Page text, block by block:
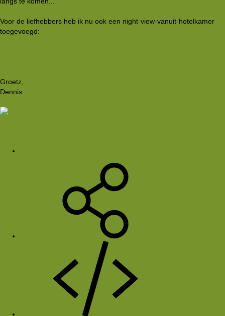
Voor de liefhebbers heb ik nu ook een night-view-vanuit-hotelkamer
toegevoegd:
Groetz,
Dennis